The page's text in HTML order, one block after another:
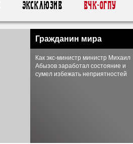
Эксклюзив ВЧК-ОГПУ
Гражданин мира
Как экс-министр министр Михаил
Абызов заработал состояние и
сумел избежать неприятностей